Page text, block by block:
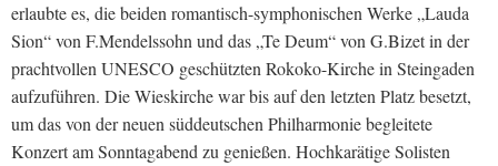
erlaubte es, die beiden romantisch-symphonischen Werke „Lauda
Sion“ von F.Mendelssohn und das „Te Deum“ von G.Bizet in der
prachtvollen UNESCO geschützten Rokoko-Kirche in Steingaden
aufzuführen. Die Wieskirche war bis auf den letzten Platz besetzt,
um das von der neuen süddeutschen Philharmonie begleitete
Konzert am Sonntagabend zu genießen. Hochkarätige Solisten